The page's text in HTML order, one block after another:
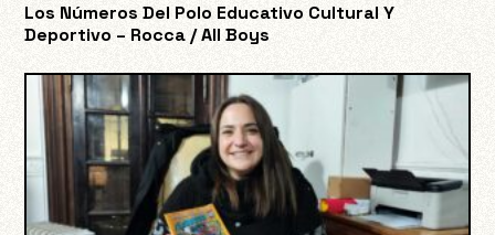
Los Números Del Polo Educativo Cultural Y
Deportivo – Rocca / All Boys